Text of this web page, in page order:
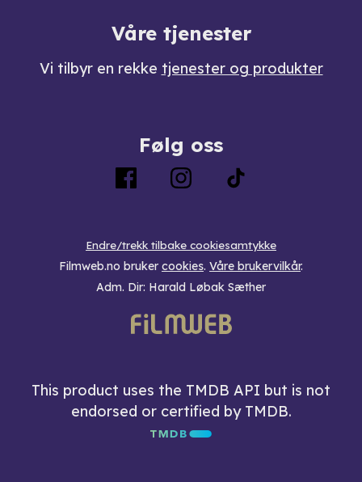
Våre tjenester
Vi tilbyr en rekke tjenester og produkter
Følg oss
Endre/trekk tilbake cookiesamtykke
Filmweb.no bruker cookies. Våre brukervilkår.
Adm. Dir: Harald Løbak Sæther
This product uses the TMDB API but is not
endorsed or certified by TMDB.